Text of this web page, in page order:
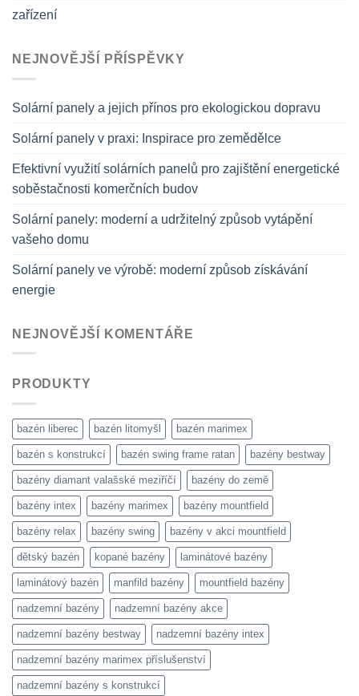
zařízení
NEJNOVĚJŠÍ PŘÍSPĚVKY
Solární panely a jejich přínos pro ekologickou dopravu
Solární panely v praxi: Inspirace pro zemědělce
Efektivní využití solárních panelů pro zajištění energetické
soběstačnosti komerčních budov
Solární panely: moderní a udržitelný způsob vytápění
vašeho domu
Solární panely ve výrobě: moderní způsob získávání
energie
NEJNOVĚJŠÍ KOMENTÁŘE
PRODUKTY
bazén liberec bazén litomyšl bazén marimex
bazén s konstrukcí bazén swing frame ratan bazény bestway
bazény diamant valašské meziříčí bazény do země
bazény intex bazény marimex bazény mountfield
bazény relax bazény swing bazény v akci mountfield
dětský bazén kopané bazény laminátové bazény
laminátový bazén manfild bazény mountfield bazény
nadzemní bazény nadzemní bazény akce
nadzemní bazény bestway nadzemní bazény intex
nadzemní bazény marimex příslušenství
nadzemní bazény s konstrukcí